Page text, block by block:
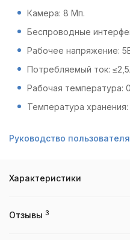
Камера: 8 Мп.
Беспроводные
Рабочее напряжение:
Потребляемый ток:
Рабочая температура:
Температура
Руководство пользователя
Характеристики
Отзывы 3